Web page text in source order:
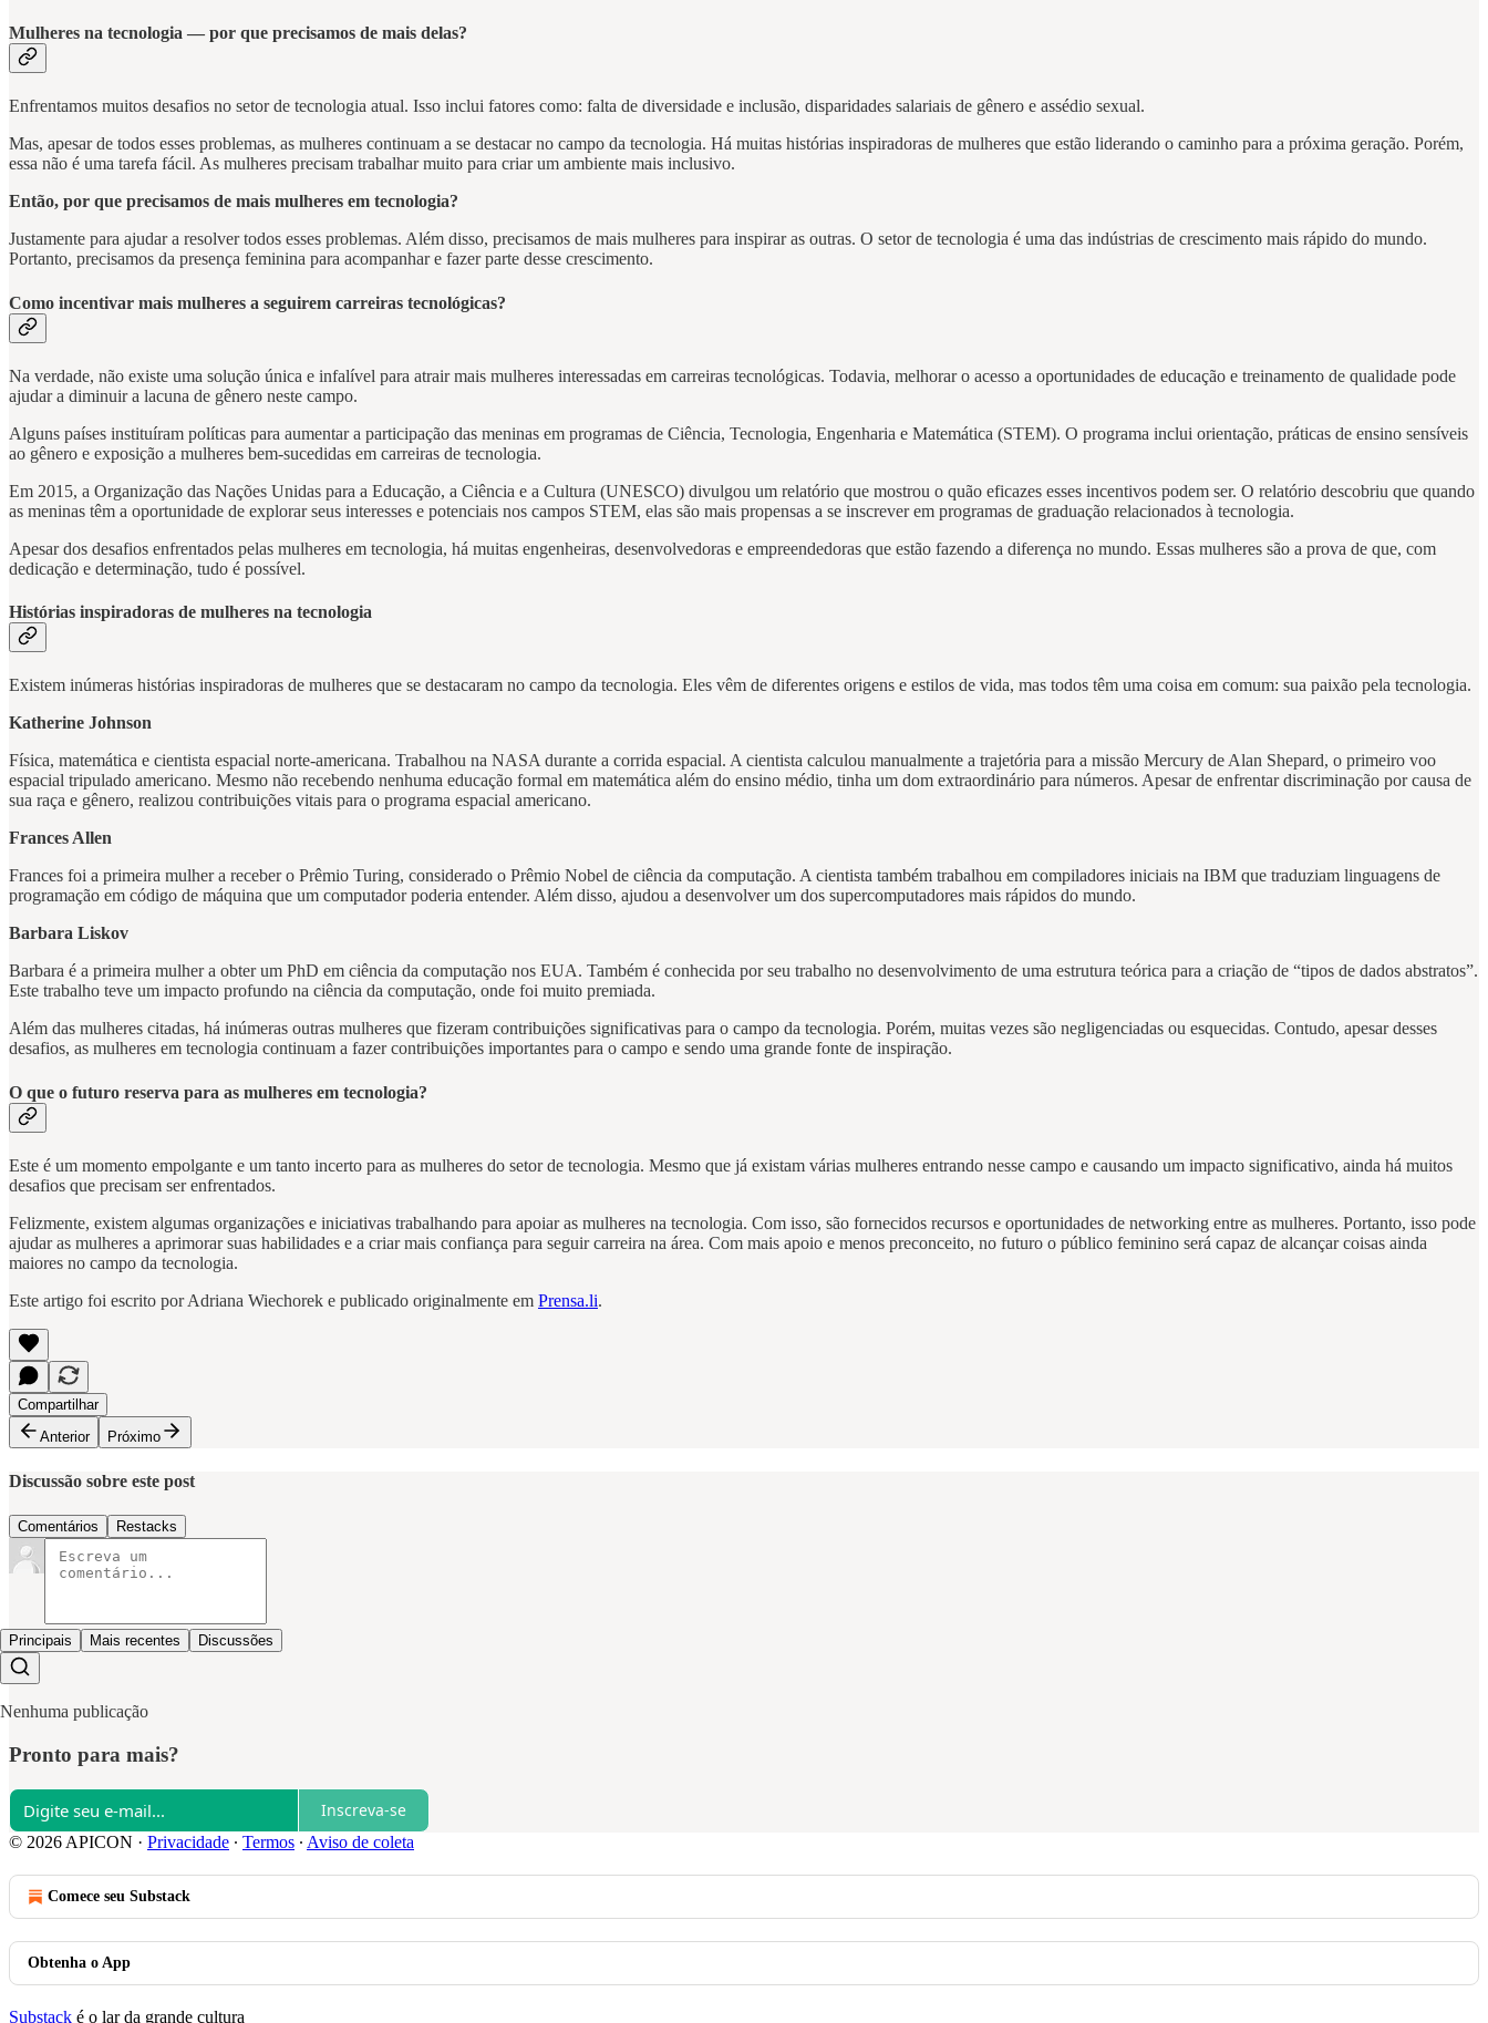
Mulheres na tecnologia — por que precisamos de mais delas?
Enfrentamos muitos desafios no setor de tecnologia atual. Isso inclui fatores como: falta de diversidade e inclusão, disparidades salariais de gênero e assédio sexual.
Mas, apesar de todos esses problemas, as mulheres continuam a se destacar no campo da tecnologia. Há muitas histórias inspiradoras de mulheres que estão liderando o caminho para a próxima geração. Porém,
essa não é uma tarefa fácil. As mulheres precisam trabalhar muito para criar um ambiente mais inclusivo.
Então, por que precisamos de mais mulheres em tecnologia?
Justamente para ajudar a resolver todos esses problemas. Além disso, precisamos de mais mulheres para inspirar as outras. O setor de tecnologia é uma das indústrias de crescimento mais rápido do mundo.
Portanto, precisamos da presença feminina para acompanhar e fazer parte desse crescimento.
Como incentivar mais mulheres a seguirem carreiras tecnológicas?
Na verdade, não existe uma solução única e infalível para atrair mais mulheres interessadas em carreiras tecnológicas. Todavia, melhorar o acesso a oportunidades de educação e treinamento de qualidade pode
ajudar a diminuir a lacuna de gênero neste campo.
Alguns países instituíram políticas para aumentar a participação das meninas em programas de Ciência, Tecnologia, Engenharia e Matemática (STEM). O programa inclui orientação, práticas de ensino sensíveis
ao gênero e exposição a mulheres bem-sucedidas em carreiras de tecnologia.
Em 2015, a Organização das Nações Unidas para a Educação, a Ciência e a Cultura (UNESCO) divulgou um relatório que mostrou o quão eficazes esses incentivos podem ser. O relatório descobriu que quando
as meninas têm a oportunidade de explorar seus interesses e potenciais nos campos STEM, elas são mais propensas a se inscrever em programas de graduação relacionados à tecnologia.
Apesar dos desafios enfrentados pelas mulheres em tecnologia, há muitas engenheiras, desenvolvedoras e empreendedoras que estão fazendo a diferença no mundo. Essas mulheres são a prova de que, com
dedicação e determinação, tudo é possível.
Histórias inspiradoras de mulheres na tecnologia
Existem inúmeras histórias inspiradoras de mulheres que se destacaram no campo da tecnologia. Eles vêm de diferentes origens e estilos de vida, mas todos têm uma coisa em comum: sua paixão pela tecnologia.
Katherine Johnson
Física, matemática e cientista espacial norte-americana. Trabalhou na NASA durante a corrida espacial. A cientista calculou manualmente a trajetória para a missão Mercury de Alan Shepard, o primeiro voo
espacial tripulado americano. Mesmo não recebendo nenhuma educação formal em matemática além do ensino médio, tinha um dom extraordinário para números. Apesar de enfrentar discriminação por causa de
sua raça e gênero, realizou contribuições vitais para o programa espacial americano.
Frances Allen
Frances foi a primeira mulher a receber o Prêmio Turing, considerado o Prêmio Nobel de ciência da computação. A cientista também trabalhou em compiladores iniciais na IBM que traduziam linguagens de
programação em código de máquina que um computador poderia entender. Além disso, ajudou a desenvolver um dos supercomputadores mais rápidos do mundo.
Barbara Liskov
Barbara é a primeira mulher a obter um PhD em ciência da computação nos EUA. Também é conhecida por seu trabalho no desenvolvimento de uma estrutura teórica para a criação de “tipos de dados abstratos”.
Este trabalho teve um impacto profundo na ciência da computação, onde foi muito premiada.
Além das mulheres citadas, há inúmeras outras mulheres que fizeram contribuições significativas para o campo da tecnologia. Porém, muitas vezes são negligenciadas ou esquecidas. Contudo, apesar desses
desafios, as mulheres em tecnologia continuam a fazer contribuições importantes para o campo e sendo uma grande fonte de inspiração.
O que o futuro reserva para as mulheres em tecnologia?
Este é um momento empolgante e um tanto incerto para as mulheres do setor de tecnologia. Mesmo que já existam várias mulheres entrando nesse campo e causando um impacto significativo, ainda há muitos
desafios que precisam ser enfrentados.
Felizmente, existem algumas organizações e iniciativas trabalhando para apoiar as mulheres na tecnologia. Com isso, são fornecidos recursos e oportunidades de networking entre as mulheres. Portanto, isso pode
ajudar as mulheres a aprimorar suas habilidades e a criar mais confiança para seguir carreira na área. Com mais apoio e menos preconceito, no futuro o público feminino será capaz de alcançar coisas ainda
maiores no campo da tecnologia.
Este artigo foi escrito por Adriana Wiechorek e publicado originalmente em Prensa.li.
Compartilhar
Anterior
Próximo
Discussão sobre este post
Comentários Restacks
Principais Mais recentes Discussões
Nenhuma publicação
Pronto para mais?
Inscreva-se
© 2026 APICON · Privacidade ∙ Termos ∙ Aviso de coleta
Comece seu Substack
Obtenha o App
Substack é o lar da grande cultura